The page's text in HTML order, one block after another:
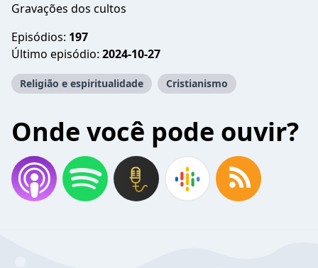
Gravações dos cultos
Episódios: 197
Último episódio: 2024-10-27
Religião e espiritualidade Cristianismo
Onde você pode ouvir?